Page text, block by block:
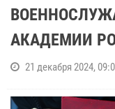
АКАДЕМИИ
21 декабря 2024,